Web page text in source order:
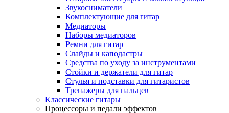
Звукосниматели
Комплектующие для гитар
Медиаторы
Наборы медиаторов
Ремни для гитар
Слайды и каподастры
Средства по уходу за инструментами
Стойки и держатели для гитар
Стулья и подставки для гитаристов
Тренажеры для пальцев
Классические гитары
Процессоры и педали эффектов